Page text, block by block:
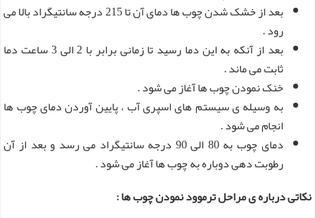
بعد از خشک شدن چوب ها دمای آن تا 215 درجه سانتیگراد بالا می
رود .
بعد از آنکه به این دما رسید تا زمانی برابر با 2 الی 3 ساعت دما
ثابت می ماند .
خنک نمودن چوب ها آغاز می شود .
به وسیله ی سیستم های اسپری آب ، پایین آوردن دمای چوب ها
انجام می شود .
دمای چوب به 80 الی 90 درجه سانتیگراد می رسد و بعد از آن
رطوبت دهی دوباره به چوب ها آغاز می شود .
نکاتی درباره ی مراحل ترموود نمودن چوب ها :